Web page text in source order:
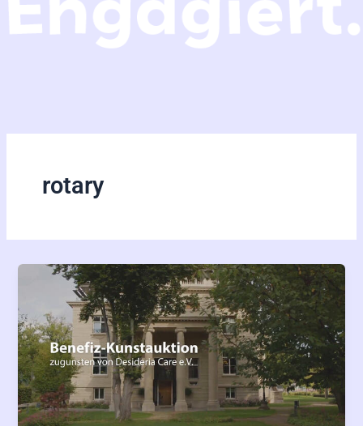
rotary